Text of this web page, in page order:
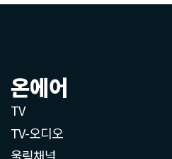
온에어
TV
TV-오디오